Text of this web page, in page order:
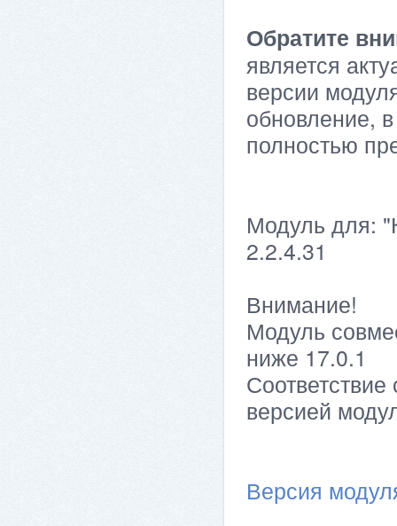
Обратите
является
версии
обновление,
полностью
Модуль для:
2.2.4.31
Внимание!
Модуль
ниже 17.0.1
версией
Версия